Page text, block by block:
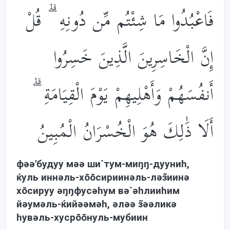
فَاعْبُدُوا مَا شِئْتُم مِّن دُونِهِ ۗ قُلْ
إِنَّ الْخَاسِرِينَ الَّذِينَ خَسِرُوا
أَنفُسَهُمْ وَأَهْلِيهِمْ يَوْمَ الْقِيَامَةِ ۗ
أَلَا ذَ‌ٰلِكَ هُوَ الْخُسْرَانُ الْمُبِينُ
фəə'будуу мəə ши`тум-миŋŋ-дууниh,
ќуль иннəль-хōōсириинəль-лəз̃иинə
хōсируу əŋŋфусəhум вə`əhлииhим
йəумəль-ќийəəмəh, əлəə з̃əəликə
hувəль-хусрōōнуль-мубиин